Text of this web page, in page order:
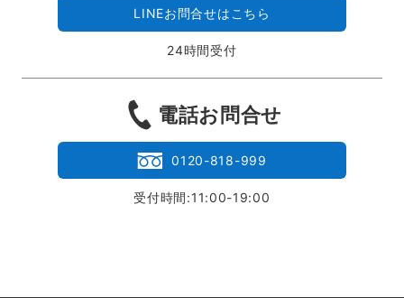
LINEお問合せはこちら
24時間受付
電話お問合せ
0120-818-999
受付時間:11:00-19:00